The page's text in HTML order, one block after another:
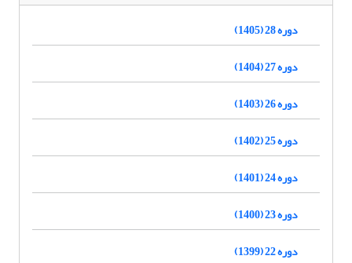
دوره 28 (1405)
دوره 27 (1404)
دوره 26 (1403)
دوره 25 (1402)
دوره 24 (1401)
دوره 23 (1400)
دوره 22 (1399)